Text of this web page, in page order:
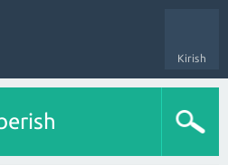
Kirish